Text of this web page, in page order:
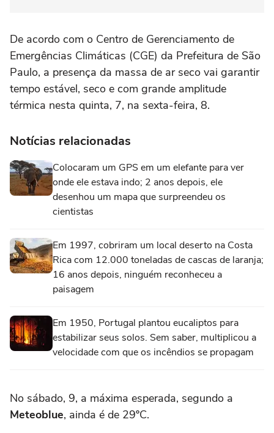
De acordo com o Centro de Gerenciamento de
Emergências Climáticas (CGE) da Prefeitura de São
Paulo, a presença da massa de ar seco vai garantir
tempo estável, seco e com grande amplitude
térmica nesta quinta, 7, na sexta-feira, 8.
Notícias relacionadas
Colocaram um GPS em um elefante para ver
onde ele estava indo; 2 anos depois, ele
desenhou um mapa que surpreendeu os
cientistas
Em 1997, cobriram um local deserto na Costa
Rica com 12.000 toneladas de cascas de laranja;
16 anos depois, ninguém reconheceu a
paisagem
Em 1950, Portugal plantou eucaliptos para
estabilizar seus solos. Sem saber, multiplicou a
velocidade com que os incêndios se propagam
No sábado, 9, a máxima esperada, segundo a
Meteoblue, ainda é de 29ºC.